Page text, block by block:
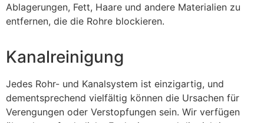
Ablagerungen, Fett, Haare und andere Materialien zu
entfernen, die die Rohre blockieren.
Kanalreinigung
Jedes Rohr- und Kanalsystem ist einzigartig, und
dementsprechend vielfältig können die Ursachen für
Verengungen oder Verstopfungen sein. Wir verfügen